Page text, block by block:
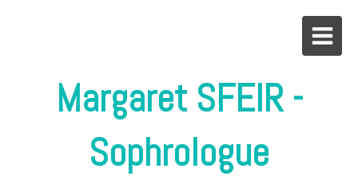
Margaret SFEIR -
Sophrologue